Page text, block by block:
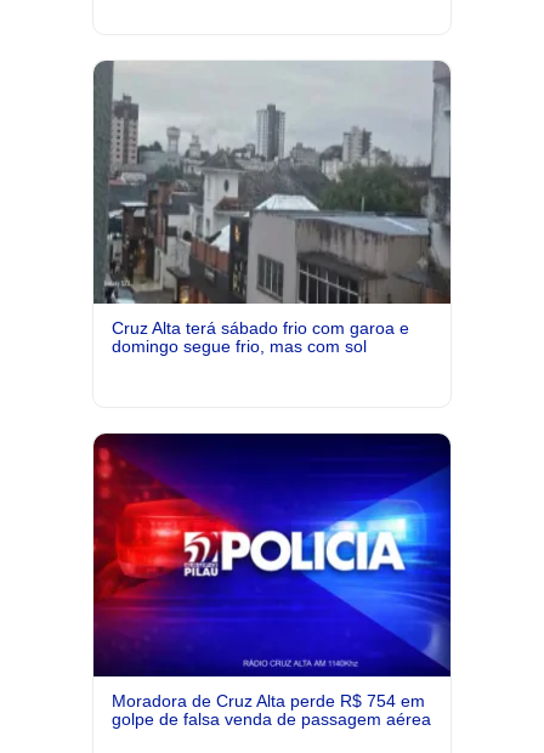
Cruz Alta terá sábado frio com garoa e
domingo segue frio, mas com sol
Moradora de Cruz Alta perde R$ 754 em
golpe de falsa venda de passagem aérea